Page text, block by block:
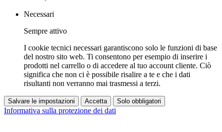
Necessari
Sempre attivo
I cookie tecnici necessari garantiscono solo le funzioni di base
del nostro sito web. Ti consentono per esempio di inserire i
prodotti nel carrello o di accedere al tuo account cliente. Ciò
significa che non ci è possibile risalire a te e che i dati
risultanti non verranno mai trasmessi a terzi.
Salvare le impostazioni Accetta Solo obbligatori
Informativa sulla protezione dei dati